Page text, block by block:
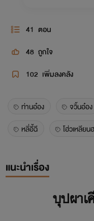
41 ตอน
48 ถูกใจ
102 เพิ่มลงคลัง
ท่านอ๋อง จวิ้นอ๋อง
หลี่อี้ฉี
โฮ่วเหลียน
แนะนำเรื่อง
บุปผาเ